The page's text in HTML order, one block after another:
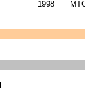
1998